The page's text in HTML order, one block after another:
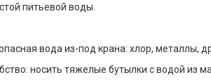
питьевой воды.
вода из-под крана: хлор, металлы,
носить тяжелые бутылки с водой из